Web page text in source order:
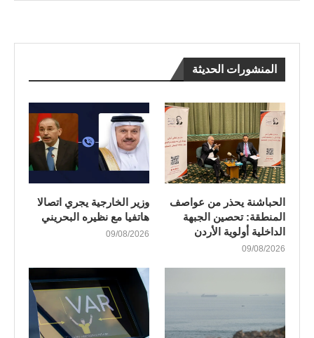
المنشورات الحديثة
الحباشنة يحذر من عواصف
المنطقة: تحصين الجبهة
الداخلية أولوية الأردن
09/08/2026
وزير الخارجية يجري اتصالا
هاتفيا مع نظيره البحريني
09/08/2026